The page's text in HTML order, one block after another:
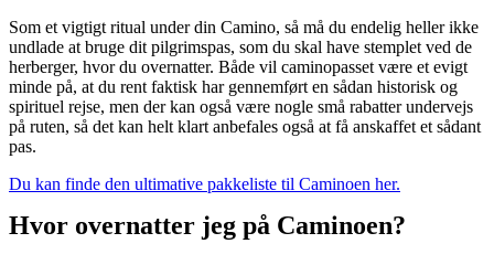
Som et vigtigt ritual under din Camino, så må du endelig heller ikke
undlade at bruge dit pilgrimspas, som du skal have stemplet ved de
herberger, hvor du overnatter. Både vil caminopasset være et evigt
minde på, at du rent faktisk har gennemført en sådan historisk og
spirituel rejse, men der kan også være nogle små rabatter undervejs
på ruten, så det kan helt klart anbefales også at få anskaffet et sådant
pas.
Du kan finde den ultimative pakkeliste til Caminoen her.
Hvor overnatter jeg på Caminoen?